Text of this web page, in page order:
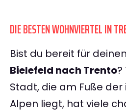
DIE BESTEN WOHNVIERTEL IN
Bist du bereit für deinen
Bielefeld nach Trento?
Stadt, die am Fuße
Alpen liegt, hat viele